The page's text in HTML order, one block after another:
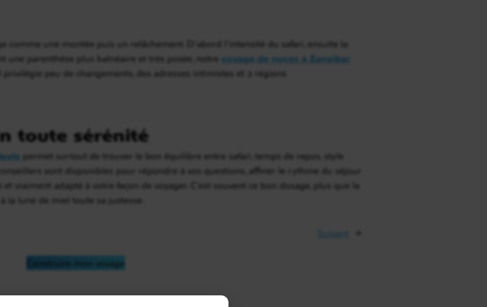
comme une montée puis un relâchement. D’abord l’intensité du safari, ensuite la
une parenthèse plus balnéaire et très posée, notre voyage de noces à Zanzibar
peu de changements, des adresses intimistes et 2 régions
toute sérénité
permet surtout de trouver le bon équilibre entre safari, temps de repos, style
sont disponibles pour répondre à vos questions, affiner le rythme du séjour
vraiment adapté à votre façon de voyager. C’est souvent ce bon dosage, plus que la
la lune de miel toute sa justesse.
Suivant →
Construire mon voyage